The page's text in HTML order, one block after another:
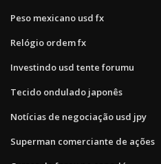
Peso mexicano usd fx
Relógio ordem fx
Investindo usd tente forumu
Tecido ondulado japonês
Notícias de negociação usd jpy
Superman comerciante de ações